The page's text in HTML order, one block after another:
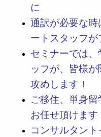
に
通訳が必要な
ートスタッフ
セミナーでは
ッフが、皆様
攻めします！
ご移住、単身
お任せ頂けます
コンサルタン